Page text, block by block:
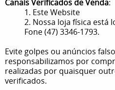
Canais Verificados de Venda:
1. Este Website
2. Nossa loja física está
Fone (47) 3346-1793.
Evite golpes ou anúncios
responsabilizamos por
realizadas por quaisquer
verificados.